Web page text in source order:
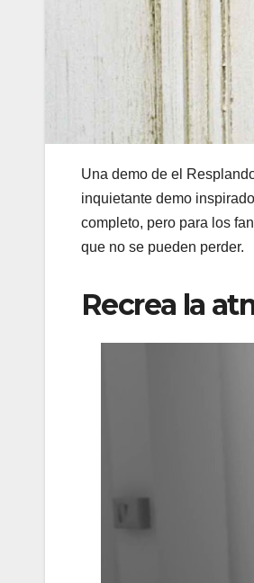
Una demo de el
inquietante demo
completo, pero para los
que no se pueden perder.
Recrea la